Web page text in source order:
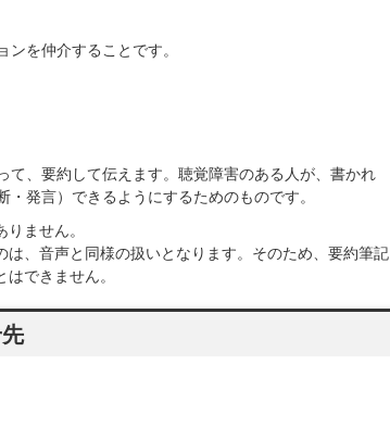
を仲介することです。
、要約して伝えます。聴覚障害のある人が、書かれ
発言）できるようにするためのものです。
ません。
、音声と同様の扱いとなります。そのため、要約筆記
できません。